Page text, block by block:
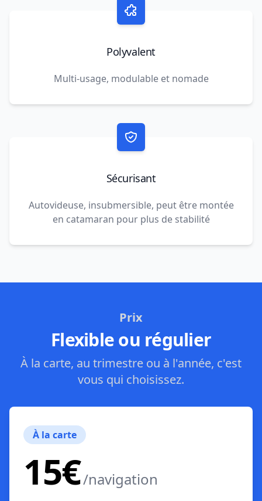
Polyvalent
Multi-usage, modulable et nomade
Sécurisant
Autovideuse, insubmersible, peut être montée
en catamaran pour plus de stabilité
Prix
Flexible ou régulier
À la carte, au trimestre ou à l'année, c'est
vous qui choisissez.
À la carte
15€/navigation